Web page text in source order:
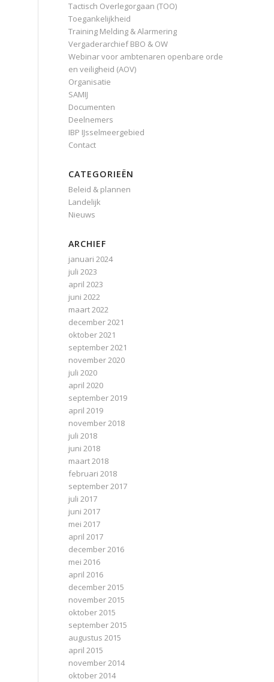
Tactisch Overlegorgaan (TOO)
Toegankelijkheid
Training Melding & Alarmering
Vergaderarchief BBO & OW
Webinar voor ambtenaren openbare orde
en veiligheid (AOV)
Organisatie
SAMIJ
Documenten
Deelnemers
IBP IJsselmeergebied
Contact
CATEGORIEËN
Beleid & plannen
Landelijk
Nieuws
ARCHIEF
januari 2024
juli 2023
april 2023
juni 2022
maart 2022
december 2021
oktober 2021
september 2021
november 2020
juli 2020
april 2020
september 2019
april 2019
november 2018
juli 2018
juni 2018
maart 2018
februari 2018
september 2017
juli 2017
juni 2017
mei 2017
april 2017
december 2016
mei 2016
april 2016
december 2015
november 2015
oktober 2015
september 2015
augustus 2015
april 2015
november 2014
oktober 2014